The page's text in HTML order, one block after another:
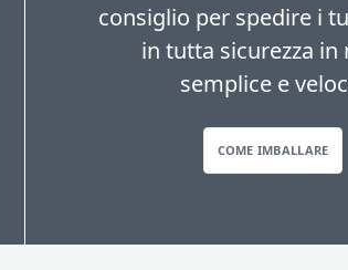
consiglio per spedire i
in tutta sicurezza in
semplice e
COME IMBALLARE